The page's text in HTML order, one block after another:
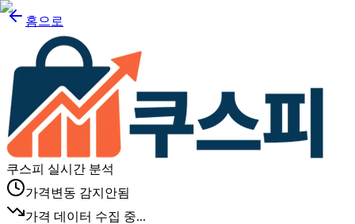
홈으로
쿠스피 실시간 분석
가격변동 감지안됨
가격 데이터 수집 중...